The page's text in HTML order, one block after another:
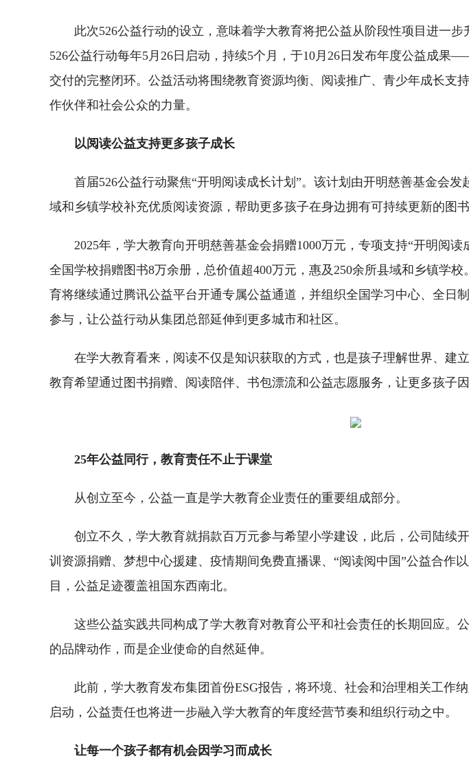
此次526公益行动的设立，意味着学大教育将把公益从阶段性项目进一步
526公益行动每年5月26日启动，持续5个月，于10月26日发布年度公益成果
交付的完整闭环。公益活动将围绕教育资源均衡、阅读推广、青少年成长支
作伙伴和社会公众的力量。
以阅读公益支持更多孩子成长
首届526公益行动聚焦“开明阅读成长计划”。该计划由开明慈善基金会
域和乡镇学校补充优质阅读资源，帮助更多孩子在身边拥有可持续更新的图书
2025年，学大教育向开明慈善基金会捐赠1000万元，专项支持“开明阅
全国学校捐赠图书8万余册，总价值超400万元，惠及250余所县域和乡镇学
育将继续通过腾讯公益平台开通专属公益通道，并组织全国学习中心、全日
参与，让公益行动从集团总部延伸到更多城市和社区。
在学大教育看来，阅读不仅是知识获取的方式，也是孩子理解世界、建
教育希望通过图书捐赠、阅读陪伴、书包漂流和公益志愿服务，让更多孩子
25年公益同行，教育责任不止于课堂
从创立至今，公益一直是学大教育企业责任的重要组成部分。
创立不久，学大教育就捐款百万元参与希望小学建设，此后，公司陆续
训资源捐赠、梦想中心援建、疫情期间免费直播课、“阅读阅中国”公益合作
目，公益足迹覆盖祖国东西南北。
这些公益实践共同构成了学大教育对教育公平和社会责任的长期回应。
的品牌动作，而是企业使命的自然延伸。
此前，学大教育发布集团首份ESG报告，将环境、社会和治理相关工作
启动，公益责任也将进一步融入学大教育的年度经营节奏和组织行动之中。
让每一个孩子都有机会因学习而成长